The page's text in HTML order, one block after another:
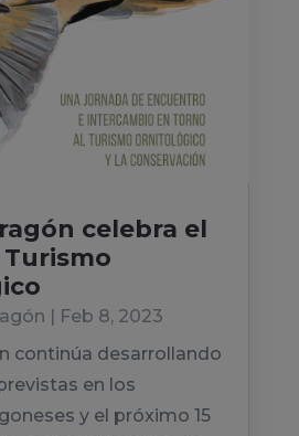
celebra el
Turismo
| Feb 8, 2023
continúa desarrollando
en los
y el próximo 15